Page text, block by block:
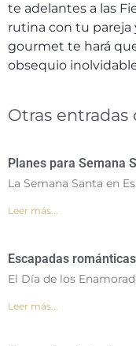
te adelantes a las
rutina con tu pareja
gourmet te hará
obsequio
Otras
Planes para Semana
La Semana Santa en
Leer más...
Escapadas
El Día de los
Leer más...